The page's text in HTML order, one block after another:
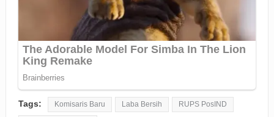
Tags: Komisaris Baru Laba Bersih RUPS PosIND